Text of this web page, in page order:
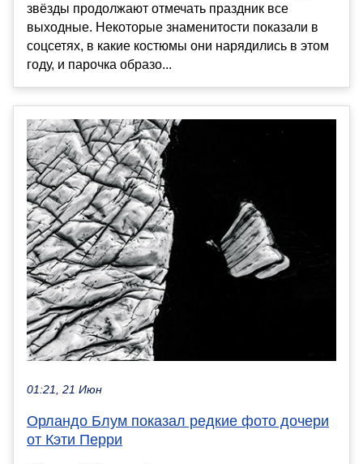
звёзды продолжают отмечать праздник все
выходные. Некоторые знаменитости показали в
соцсетях, в какие костюмы они нарядились в этом
году, и парочка образо...
01:21, 21 Июн
Орландо Блум показал редкие фото дочери
от Кэти Перри